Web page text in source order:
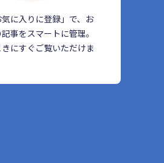
気に入りに登録」で、お
事をスマートに管理。
にすぐご覧いただけま